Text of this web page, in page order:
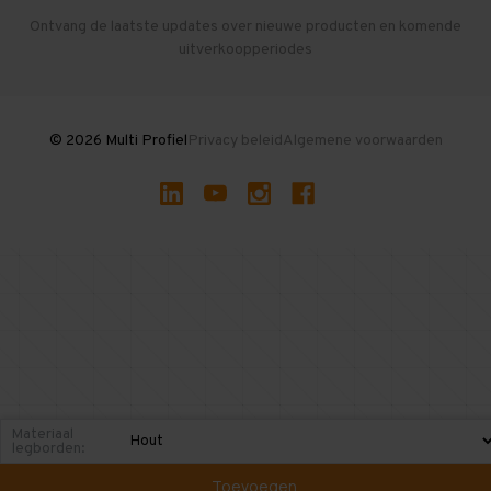
Gebruikte entresolvloeren
Ontvang de laatste updates over nieuwe producten en komende
uitverkoopperiodes
© 2026 Multi ProfielPrivacy beleidAlgemene voorwaarden
Materiaal
legborden:
Toevoegen